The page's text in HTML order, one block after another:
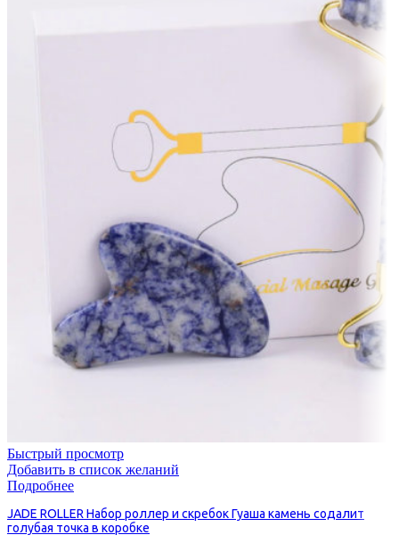
Быстрый просмотр
Добавить в список желаний
Подробнее
JADE ROLLER Набор роллер и скребок Гуаша камень содалит
голубая точка в коробке